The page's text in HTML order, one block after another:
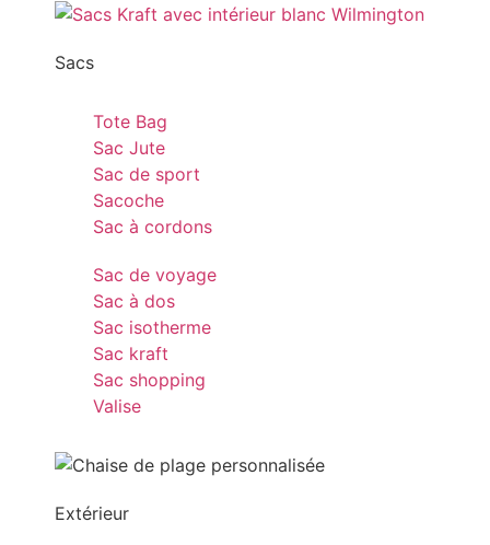
Sacs
Tote Bag
Sac Jute
Sac de sport
Sacoche
Sac à cordons
Sac de voyage
Sac à dos
Sac isotherme
Sac kraft
Sac shopping
Valise
Extérieur